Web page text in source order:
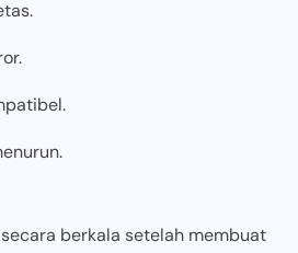
berkala setelah membuat